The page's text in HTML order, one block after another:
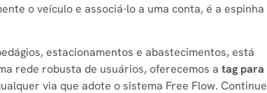
o veículo e associá-lo a uma conta, é a espinha
estacionamentos e abastecimentos, está
rede robusta de usuários, oferecemos a tag para
via que adote o sistema Free Flow. Continue